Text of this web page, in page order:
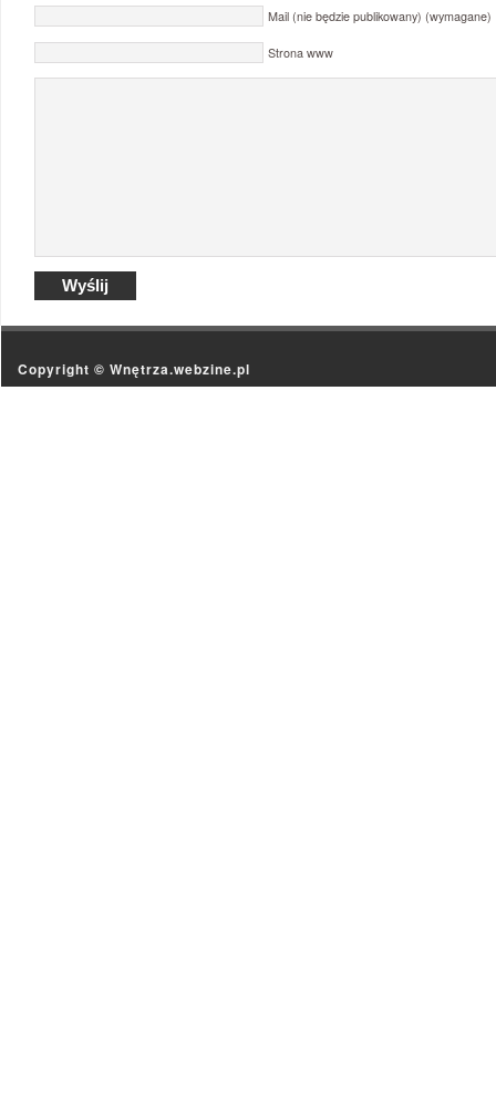
Mail (nie będzie publikowany) (wymagane)
Strona www
Copyright © Wnętrza.webzine.pl